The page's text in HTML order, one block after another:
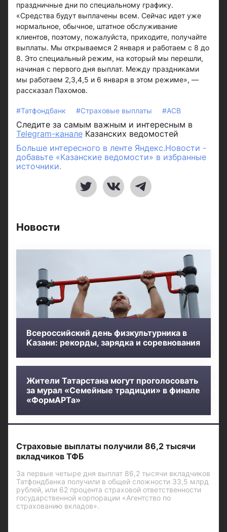
праздничные дни по специальному графику.
«Средства будут выплачены всем. Сейчас идет уже
нормальное, обычное, штатное обслуживание
клиентов, поэтому, пожалуйста, приходите, получайте
выплаты. Мы открываемся 2 января и работаем с 8 до
8. Это специальный режим, на который мы перешли,
начиная с первого дня выплат. Между праздниками
мы работаем 2,3,4,5 и 6 января в этом режиме», —
рассказал Пахомов.
#Татфондбанк #Страховые выплаты #АСВ
Следите за самым важным и интересным в
Telegram-канале Казанских ведомостей
Больше интересного в ленте Яндекс.Новости -
добавьте «Казанские ведомости» в избранные
источники.
Новости
Всероссийский день физкультурника в
Казани: рекорды, зарядка и соревнования
Жители Татарстана могут проголосовать
за мурал «Семейные традиции» в финале
«ФормАРТа»
Страховые выплаты получили 86,2 тысячи
вкладчиков ТФБ
За первые четыре дня выплат 86,2 тысячи вкладчиков
Татфондбанка получили в общей сложности 33,5 млрд
рублей, или 62 процента страховой ответственности
государственной корпорации «Агентство по
страхованию вкладов».